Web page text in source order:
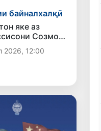
байналхалқӣ
яке аз
Созмони
ҳамкорӣ дар
сунъӣ
2026, 12:00